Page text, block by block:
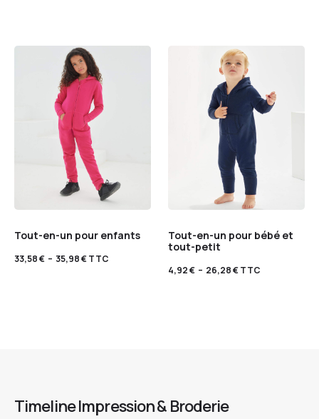
Tout-en-un pour enfants
33,58€ – 35,98€TTC
Tout-en-un pour bébé et
tout-petit
4,92€ – 26,28€TTC
Timeline Impression & Broderie